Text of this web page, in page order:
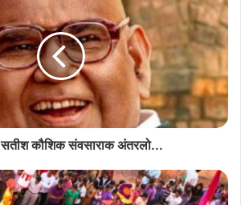
सतीश कौशिक संवसाराक अंतरलो...